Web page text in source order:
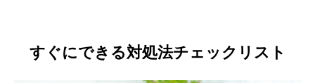
すぐにできる対処法チェックリスト